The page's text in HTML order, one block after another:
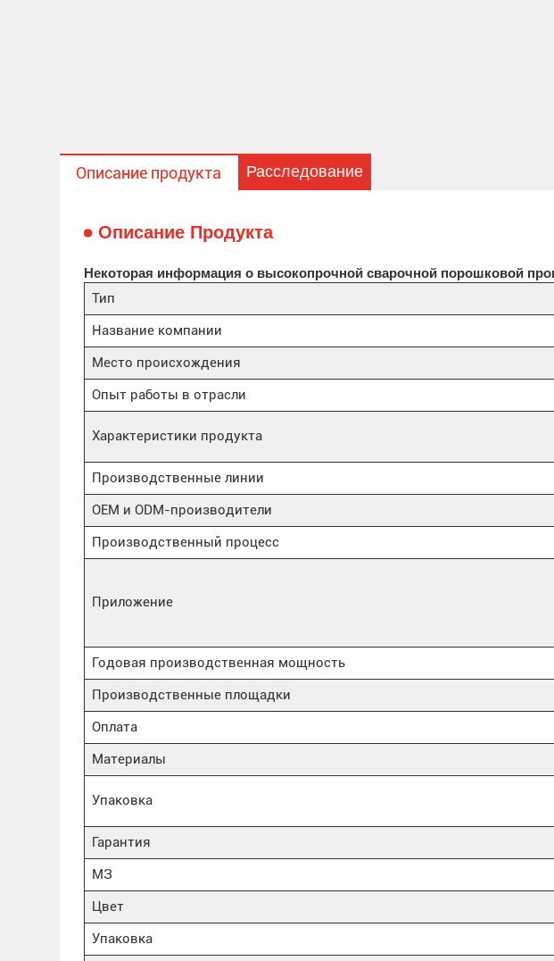
Описание продукта Расследование
Описание Продукта
Некоторая информация о высокопрочной сварочной порошковой
Тип
Название компании
Место происхождения
Опыт работы в отрасли
Характеристики продукта
Производственные линии
OEM и ODM-производители
Производственный процесс
Приложение
Годовая производственная мощность
Производственные площадки
Оплата
Материалы
Упаковка
Гарантия
МЗ
Цвет
Упаковка